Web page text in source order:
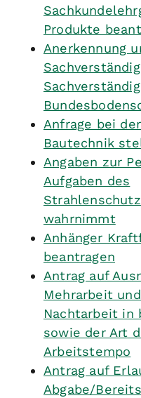
Produkte
Anerkennung
Anfrage bei
Bautechnik
Angaben zur
Aufgaben des
wahrnimmt
Anhänger
beantragen
Antrag auf
Mehrarbeit
Nachtarbeit in
sowie der Art
Arbeitstempo
Antrag auf
Abgabe/